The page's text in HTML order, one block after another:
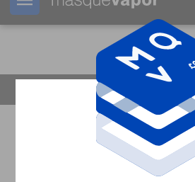
Tu pedido puede ser enviado en